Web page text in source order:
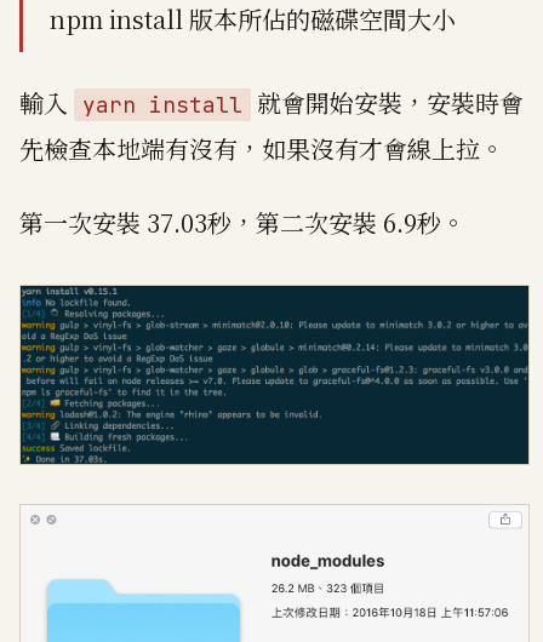
npm install 版本所佔的磁碟空間大小
輸入 yarn install
就會開始安裝，安裝時會
先檢查本地端有沒有，如果沒有才會線上拉。
第一次安裝 37.03秒，第二次安裝 6.9秒。